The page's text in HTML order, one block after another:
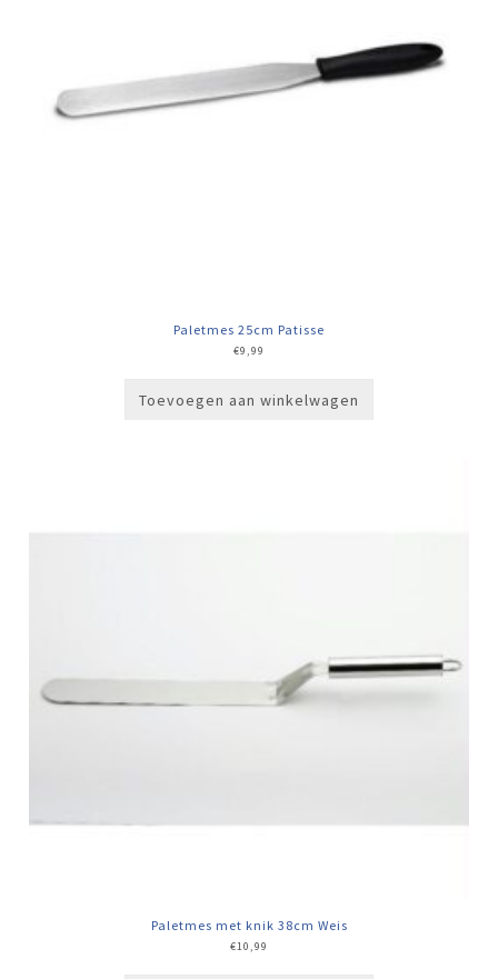
Paletmes 25cm Patisse
€9,99
Toevoegen aan winkelwagen
Paletmes met knik 38cm Weis
€10,99